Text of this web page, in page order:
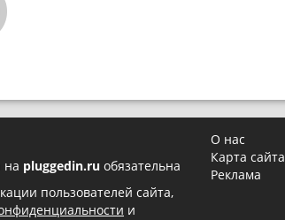
на pluggedin.ru обязательна
пользователей сайта,
и
О нас
Карта сайта
Реклама